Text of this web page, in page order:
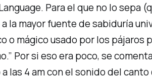
. Para el que no lo sepa
la mayor fuente de sabiduría
o mágico usado por los pájaros
Por si eso era poco, se
las 4 am con el sonido del